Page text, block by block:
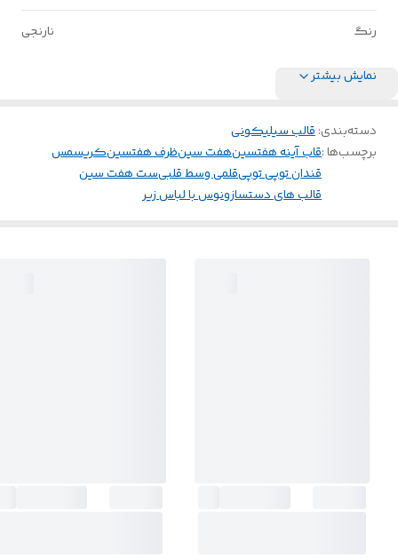
رنگ نارنجی
نمایش بیشتر
دسته‌بندی:قالب سیلیکونی
برچسب‌ها :قاب آینه هفتسینهفت سینظرف هفتسینکریسمس
قندان توپی توپیقلمی وسط قلبیست هفت سین
قالب های دستسازونوس با لباس زیر